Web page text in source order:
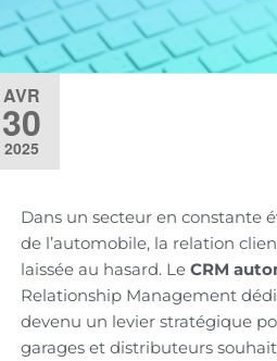
AVR
30
2025
Dans un secteur en constante
de l’automobile, la relation
laissée au hasard. Le CRM
Relationship Management
devenu un levier stratégique
garages et distributeurs